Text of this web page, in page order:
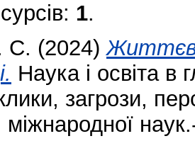
1.
С. (2024)
Наука і освіта в
загрози,
міжнародної